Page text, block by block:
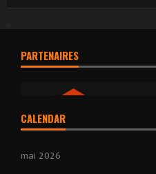
PARTENAIRES
CALENDAR
mai 2026